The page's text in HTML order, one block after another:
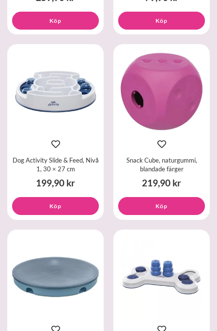
Köp Köp
Dog Activity Slide & Feed, Nivå
1, 30 × 27 cm
199,90 kr
Köp
Snack Cube, naturgummi,
blandade färger
219,90 kr
Köp